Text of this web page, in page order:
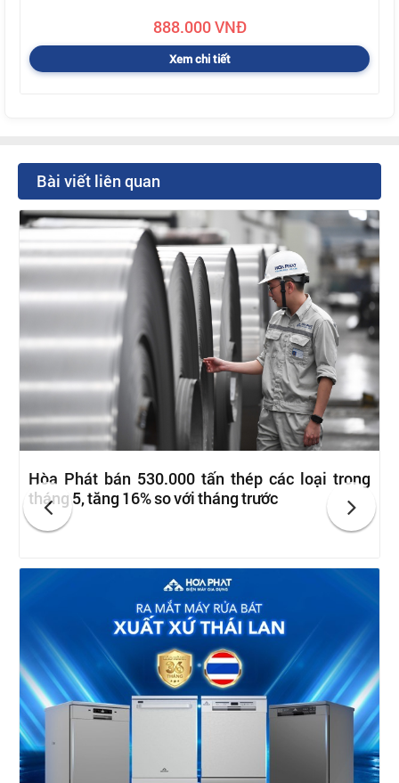
888.000 VNĐ
Xem chi tiết
Bài viết liên quan
Hòa Phát bán 530.000 tấn thép các loại trong
tháng 5, tăng 16% so với tháng trước